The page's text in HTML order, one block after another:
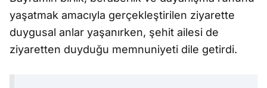
yaşatmak amacıyla gerçekleştirilen ziyarette
duygusal anlar yaşanırken, şehit ailesi de
ziyaretten duyduğu memnuniyeti dile getirdi.